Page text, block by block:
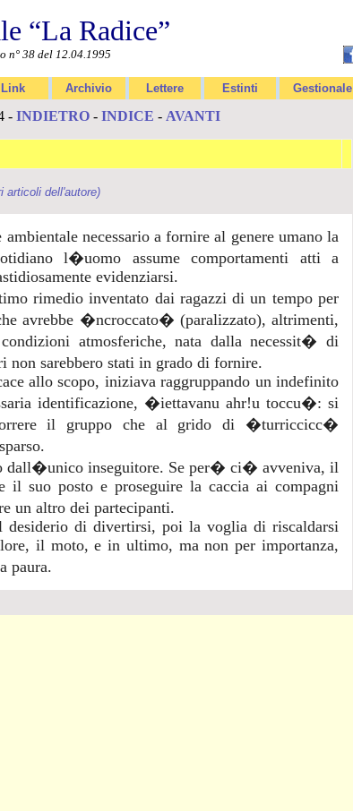
“La Radice”
n° 38 del 12.04.1995
Link Archivio Lettere Estinti Gestionale
- INDIETRO - INDICE - AVANTI
articoli dell'autore)
necessario a fornire al genere umano la
l�uomo assume comportamenti atti a
evidenziarsi.
rimedio inventato dai ragazzi di un tempo per
avrebbe �ncroccato� (paralizzato), altrimenti,
atmosferiche, nata dalla necessit� di
non sarebbero stati in grado di fornire.
allo scopo, iniziava raggruppando un indefinito
identificazione, �iettavanu ahr!u toccu�: si
il gruppo che al grido di �turriccicc�
dall�unico inseguitore. Se per� ci� avveniva, il
il suo posto e proseguire la caccia ai compagni
un altro dei partecipanti.
di divertirsi, poi la voglia di riscaldarsi
il moto, e in ultimo, ma non per importanza,
paura.